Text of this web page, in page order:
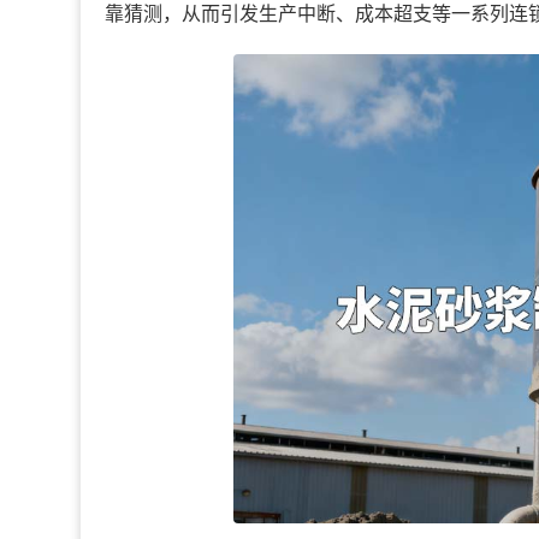
靠猜测，从而引发生产中断、成本超支等一系列连